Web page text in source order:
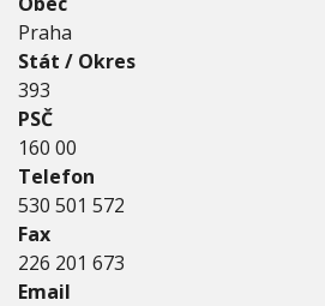
i
a
,
s
.
r
.
o
Praha
Stát / Okres
393
PSČ
160 00
Telefon
530 501 572
Fax
226 201 673
Email